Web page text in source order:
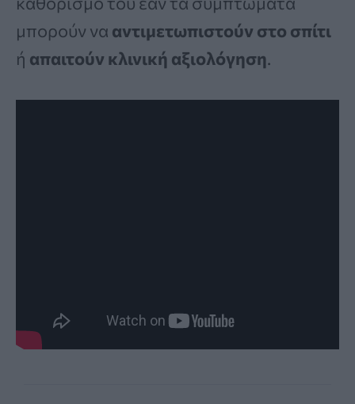
μπορούν να αντιμετωπιστούν στο σπίτι
ή απαιτούν κλινική αξιολόγηση.